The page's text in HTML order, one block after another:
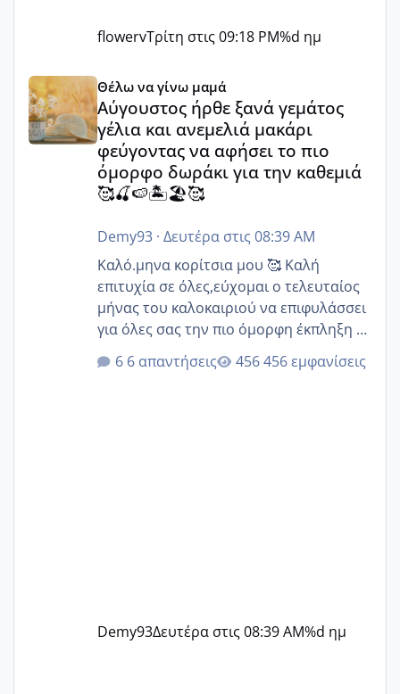
flowervΤρίτη στις 09:18 PM%d ημ
Αύγουστος ήρθε ξανά γεμάτος γέλια και ανεμελιά
Θέλω να γίνω μαμά
Αύγουστος ήρθε ξανά γεμάτος
γέλια και ανεμελιά μακάρι
φεύγοντας να αφήσει το πιο
όμορφο δωράκι για την καθεμιά
🥰🍒🍉🏝️🏖️🥰
Demy93· Δευτέρα στις 08:39 AM
Καλό.μηνα κορίτσια μου 🥰 Καλή
επιτυχία σε όλες,εύχομαι ο τελευταίος
μήνας του καλοκαιριού να επιφυλάσσει
για όλες σας την πιο όμορφη έκπληξη 🧿
@Elk @Melikara86 @Παρασκευαιδου
@Zenia z @melitiniღ @Christi.D.
6 απαντήσεις 456 εμφανίσεις
Demy93Δευτέρα στις 08:39 AM%d ημ